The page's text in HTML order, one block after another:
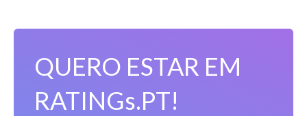
QUERO ESTAR EM
RATINGs.PT!